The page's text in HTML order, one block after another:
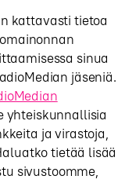
kattavasti tietoa
sinua
jäseniä.
yhteiskunnallisia
ja virastoja,
tietää lisää
sivustoomme,